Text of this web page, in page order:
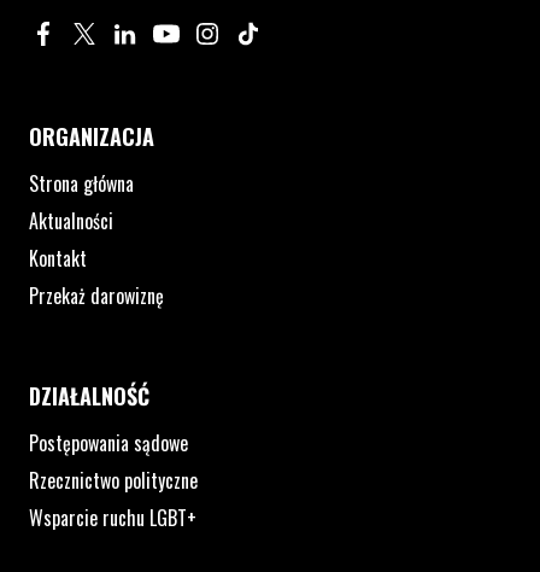
Profil na Facebook. Strona otwiera się w nowym oknie.
Profil na Twitter. Strona otwiera się w nowym oknie.
Profil na LinkedIn. Strona otwiera się w nowym oknie.
Profil na YouTube. Strona otwiera się w nowym
Profil na Instagram. Strona otwiera się
ORGANIZACJA
Strona główna
Aktualności
Kontakt
Przekaż darowiznę
DZIAŁALNOŚĆ
Postępowania sądowe
Rzecznictwo polityczne
Wsparcie ruchu LGBT+